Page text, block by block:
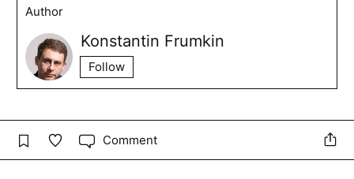
Author
Konstantin Frumkin
Follow
Comment